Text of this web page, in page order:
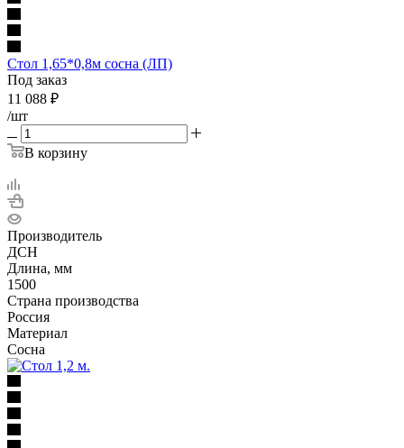
Стол 1,65*0,8м сосна (ЛП)
Под заказ
11 088 ₽
/шт
В корзину
Производитель
ДСН
Длина, мм
1500
Страна производства
Россия
Материал
Сосна